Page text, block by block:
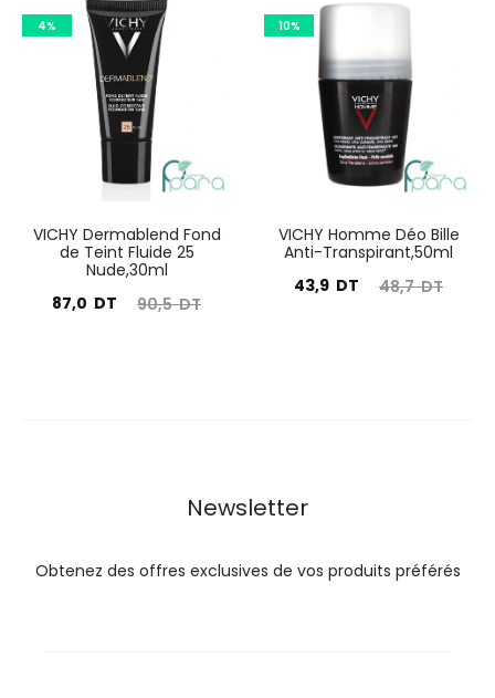
initial
était :
220,0
DT.
initial
était :
94,0
DT.
actuel
4%
VICHY Dermablend Fond
de Teint Fluide 25
Nude,30ml
90,5DT
Le
87,0 DT
10%
VICHY Homme Déo Bille
Anti-Transpirant,50ml
48,7DT
Le
43,9 DT
Newsletter
Obtenez des offres exclusives de vos produits préférés